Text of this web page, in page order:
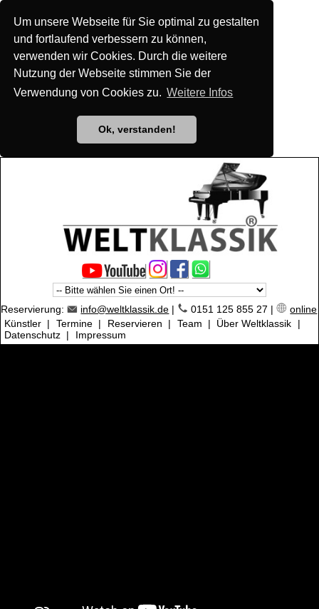
Um unsere Webseite für Sie optimal zu gestalten
und fortlaufend verbessern zu können,
verwenden wir Cookies. Durch die weitere
Nutzung der Webseite stimmen Sie der
Verwendung von Cookies zu. Weitere Infos
Ok, verstanden!
Reservierung: info@weltklassik.de | 0151 125 855 27 |
online
Künstler | Termine | Reservieren | Team | Über Weltklassik
|
Datenschutz | Impressum